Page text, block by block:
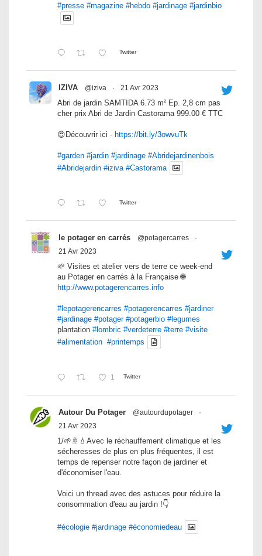
#presse #magazine #hebdo #jardinage #jardinbio
Twitter
IZIVA @iziva · 21 Avr 2023
Abri de jardin SAMTIDA 6.73 m² Ep. 2,8 cm pas
cher prix Abri de Jardin Castorama 999.00 € TTC
😍Découvrir ici - https://bit.ly/3owvuTk
#garden #jardin #jardinage #Abridejardinenbois
#Abridejardin #iziva #Castorama
Twitter
le potager en carrés @potagercarres
·
21 Avr 2023
🌱 Visites et atelier vers de terre ce week-end
au Potager en carrés à la Française 🌐
http://www.potagerencarres.info
#lepotagerencarres #potagerencarres #jardiner
#jardinage #potager #potagerbio #legumes
plantation #lombric #verdeterre #terre #visite
#alimentation #printemps
1 Twitter
Autour Du Potager @autourdupotager
·
21 Avr 2023
1/🌱🚿💧Avec le réchauffement climatique et les
sécheresses de plus en plus fréquentes, il est
temps de repenser notre façon de jardiner et
d'économiser l'eau.
Voici un thread avec des astuces pour réduire la
consommation d'eau au jardin !👇
#écologie #jardinage #économiedeau